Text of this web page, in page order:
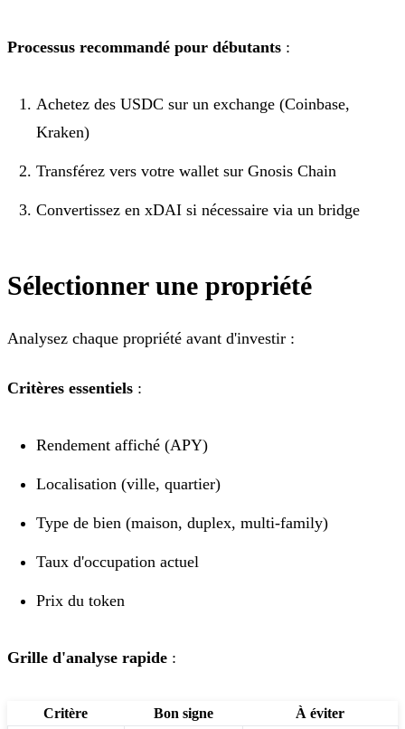
Processus recommandé pour débutants :
Achetez des USDC sur un exchange (Coinbase,
Kraken)
Transférez vers votre wallet sur Gnosis Chain
Convertissez en xDAI si nécessaire via un bridge
Sélectionner une propriété
Analysez chaque propriété avant d'investir :
Critères essentiels :
Rendement affiché (APY)
Localisation (ville, quartier)
Type de bien (maison, duplex, multi-family)
Taux d'occupation actuel
Prix du token
Grille d'analyse rapide :
Critère Bon signe À éviter